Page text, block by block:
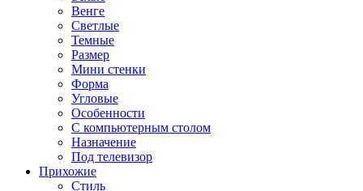
Венге
Светлые
Темные
Размер
Мини стенки
Форма
Угловые
Особенности
С компьютерным столом
Назначение
Под телевизор
Прихожие
Стиль